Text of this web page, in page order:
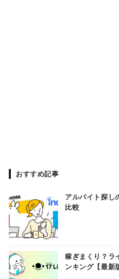
おすすめ記事
アルバイト探し
比較
稼ぎまくり？ラ
ンキング【最新